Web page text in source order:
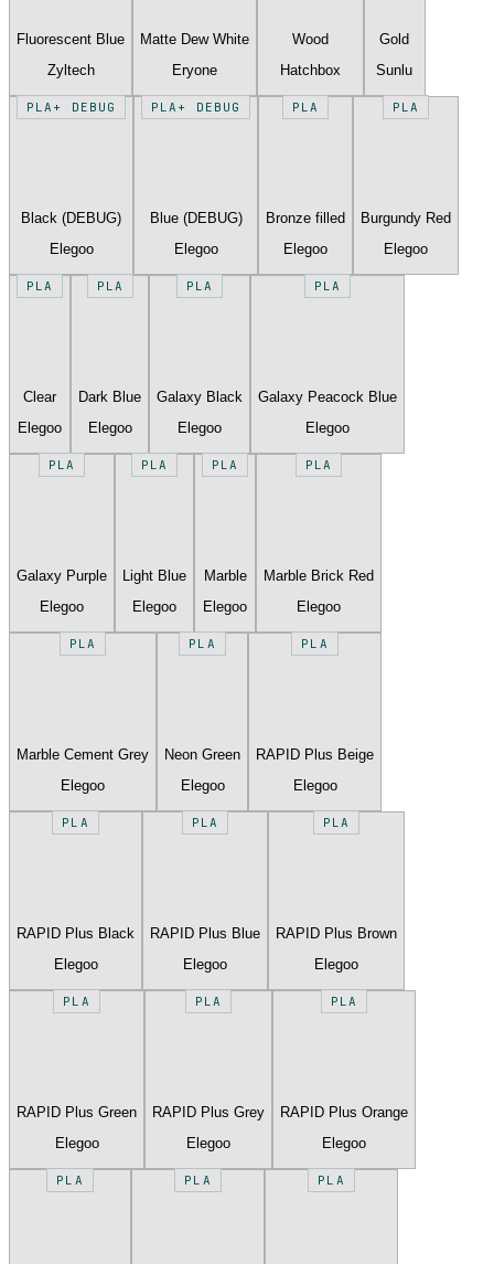
Fluorescent Blue
Zyltech
Matte Dew White
Eryone
Wood
Hatchbox
Gold
Sunlu
PLA+ DEBUG
Black (DEBUG)
Elegoo
PLA+ DEBUG
Blue (DEBUG)
Elegoo
PLA
Bronze filled
Elegoo
PLA
Burgundy Red
Elegoo
PLA
Clear
Elegoo
PLA
Dark Blue
Elegoo
PLA
Galaxy Black
Elegoo
PLA
Galaxy Peacock Blue
Elegoo
PLA
Galaxy Purple
Elegoo
PLA
Light Blue
Elegoo
PLA
Marble
Elegoo
PLA
Marble Brick Red
Elegoo
PLA
Marble Cement Grey
Elegoo
PLA
Neon Green
Elegoo
PLA
RAPID Plus Beige
Elegoo
PLA
RAPID Plus Black
Elegoo
PLA
RAPID Plus Blue
Elegoo
PLA
RAPID Plus Brown
Elegoo
PLA
RAPID Plus Green
Elegoo
PLA
RAPID Plus Grey
Elegoo
PLA
RAPID Plus Orange
Elegoo
PLA PLA PLA